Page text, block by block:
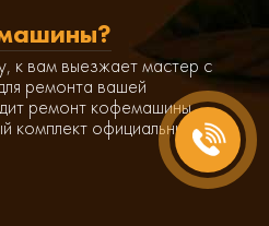
к вам выезжает мастер с
ремонта вашей
ремонт кофемашины,
комплект официальных